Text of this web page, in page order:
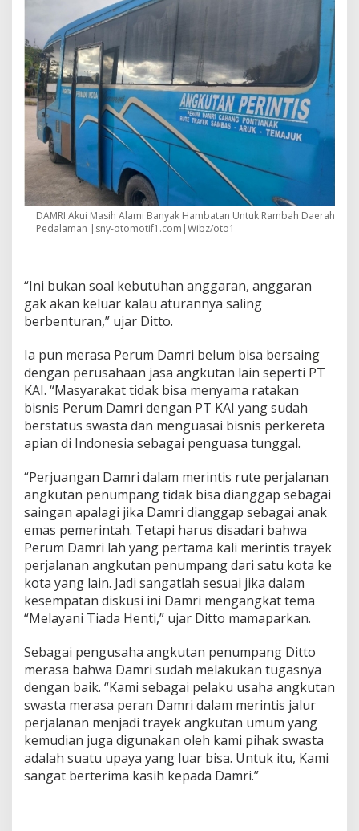
DAMRI Akui Masih Alami Banyak Hambatan Untuk Rambah Daerah
Pedalaman |sny-otomotif1.com|Wibz/oto1
“Ini bukan soal kebutuhan anggaran, anggaran
gak akan keluar kalau aturannya saling
berbenturan,” ujar Ditto.
Ia pun merasa Perum Damri belum bisa bersaing
dengan perusahaan jasa angkutan lain seperti PT
KAI. “Masyarakat tidak bisa menyama ratakan
bisnis Perum Damri dengan PT KAI yang sudah
berstatus swasta dan menguasai bisnis perkereta
apian di Indonesia sebagai penguasa tunggal.
“Perjuangan Damri dalam merintis rute perjalanan
angkutan penumpang tidak bisa dianggap sebagai
saingan apalagi jika Damri dianggap sebagai anak
emas pemerintah. Tetapi harus disadari bahwa
Perum Damri lah yang pertama kali merintis trayek
perjalanan angkutan penumpang dari satu kota ke
kota yang lain. Jadi sangatlah sesuai jika dalam
kesempatan diskusi ini Damri mengangkat tema
“Melayani Tiada Henti,” ujar Ditto mamaparkan.
Sebagai pengusaha angkutan penumpang Ditto
merasa bahwa Damri sudah melakukan tugasnya
dengan baik. “Kami sebagai pelaku usaha angkutan
swasta merasa peran Damri dalam merintis jalur
perjalanan menjadi trayek angkutan umum yang
kemudian juga digunakan oleh kami pihak swasta
adalah suatu upaya yang luar bisa. Untuk itu, Kami
sangat berterima kasih kepada Damri.”